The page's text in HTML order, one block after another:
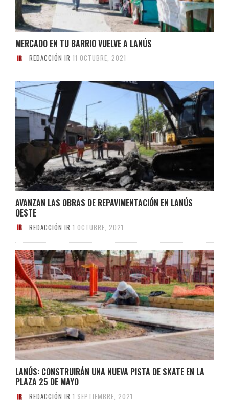
MERCADO EN TU BARRIO VUELVE A LANÚS
REDACCIÓN IR 11 OCTUBRE, 2021
AVANZAN LAS OBRAS DE REPAVIMENTACIÓN EN LANÚS
OESTE
REDACCIÓN IR 1 OCTUBRE, 2021
LANÚS: CONSTRUIRÁN UNA NUEVA PISTA DE SKATE EN LA
PLAZA 25 DE MAYO
REDACCIÓN IR 1 SEPTIEMBRE, 2021